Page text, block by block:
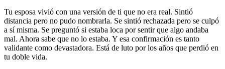
Tu esposa vivió con una versión de ti que no era real. Sintió
distancia pero no pudo nombrarla. Se sintió rechazada pero se culpó
a sí misma. Se preguntó si estaba loca por sentir que algo andaba
mal. Ahora sabe que no lo estaba. Y esa confirmación es tanto
validante como devastadora. Está de luto por los años que perdió en
tu doble vida.